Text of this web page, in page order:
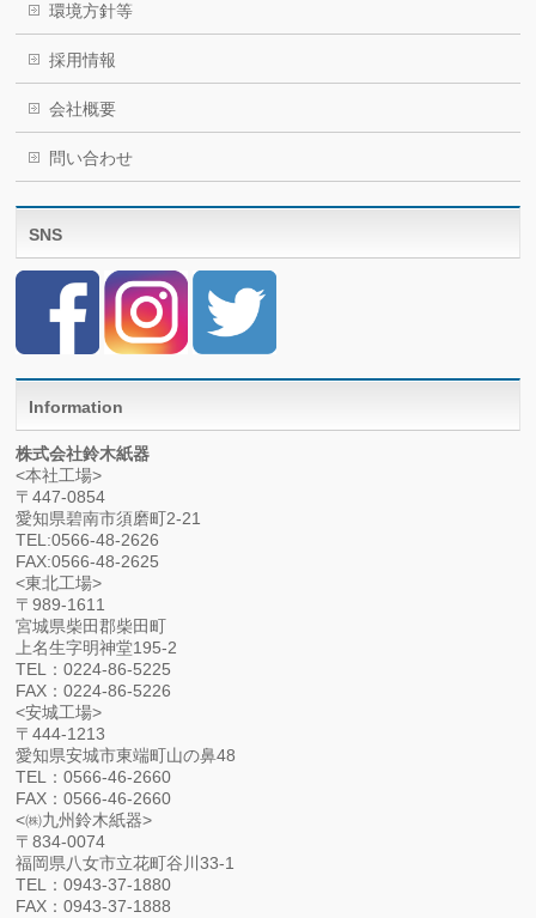
環境方針等
採用情報
会社概要
問い合わせ
SNS
Information
株式会社鈴木紙器
<本社工場>
〒447-0854
愛知県碧南市須磨町2-21
TEL:0566-48-2626
FAX:0566-48-2625
<東北工場>
〒989-1611
宮城県柴田郡柴田町
上名生字明神堂195-2
TEL：0224-86-5225
FAX：0224-86-5226
<安城工場>
〒444-1213
愛知県安城市東端町山の鼻48
TEL：0566-46-2660
FAX：0566-46-2660
<㈱九州鈴木紙器>
〒834-0074
福岡県八女市立花町谷川33-1
TEL：0943-37-1880
FAX：0943-37-1888